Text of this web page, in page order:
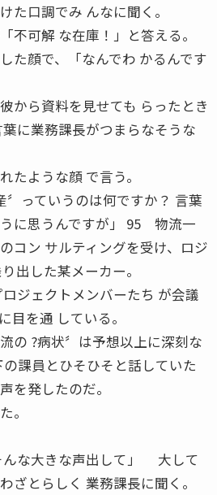
た口調でみ んなに聞く。
不可解 な在庫！」と答える。
た顔で、「なんでわ かるんです
から資料を見せても らったとき
に業務課長がつまらなそうな
たような顔 で言う。
〞っていうのは何ですか？ 言葉
に思うんですが」 95 物流一
コン サルティングを受け、ロジ
出した某メーカー。
ジェクトメンバーたち が会議
目を通 している。
の ?病状〞は予想以上に深刻な
課員とひそひそと話していた
を発したのだ。
。
な大きな声出して」 大して
ざとらしく 業務課長に聞く。